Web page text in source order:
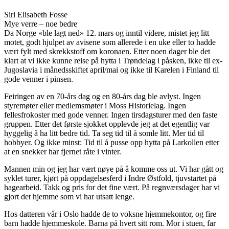
Siri Elisabeth Fosse
Mye verre – noe bedre
Da Norge «ble lagt ned» 12. mars og inntil videre, mistet jeg litt
motet, godt hjulpet av avisene som allerede i en uke eller to hadde
vært fylt med skrekkstoff om koronaen. Etter noen dager ble det
klart at vi ikke kunne reise på hytta i Trøndelag i påsken, ikke til ex-
Jugoslavia i månedsskiftet april/mai og ikke til Karelen i Finland til
gode venner i pinsen.
Feiringen av en 70-års dag og en 80-års dag ble avlyst. Ingen
styremøter eller medlemsmøter i Moss Historielag. Ingen
fellesfrokoster med gode venner. Ingen tirsdagsturer med den faste
gruppen. Etter det første sjokket opplevde jeg at det egentlig var
hyggelig å ha litt bedre tid. Ta seg tid til å somle litt. Mer tid til
hobbyer. Og ikke minst: Tid til å pusse opp hytta på Larkollen etter
at en snekker har fjernet råte i vinter.
Mannen min og jeg har vært nøye på å komme oss ut. Vi har gått og
syklet turer, kjørt på oppdagelsesferd i Indre Østfold, tjuvstartet på
hagearbeid. Takk og pris for det fine vært. På regnværsdager har vi
gjort det hjemme som vi har utsatt lenge.
Hos datteren vår i Oslo hadde de to voksne hjemmekontor, og fire
barn hadde hjemmeskole. Barna på hvert sitt rom. Mor i stuen, far